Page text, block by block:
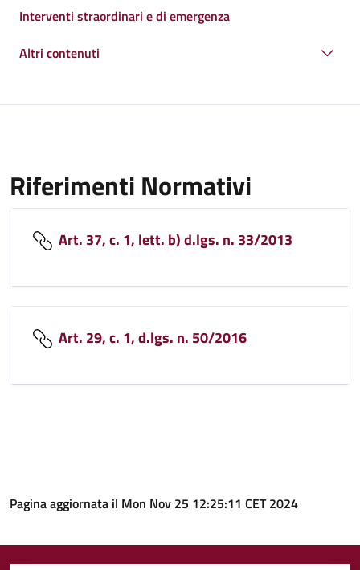
Interventi straordinari e di emergenza
Altri contenuti
Riferimenti Normativi
Art. 37, c. 1, lett. b) d.lgs. n. 33/2013
Art. 29, c. 1, d.lgs. n. 50/2016
Pagina aggiornata il Mon Nov 25 12:25:11 CET 2024